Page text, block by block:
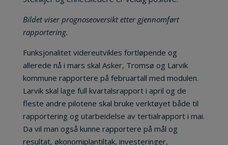
Bildet viser prognoseoversikt etter gjennomført
rapportering.
Funksjonalitet videreutvikles fortløpende og
allerede nå i mars skal Asker, Tromsø og Larvik
kommune rapportere på februartall med modulen.
Larvik skal lage full kvartalsrapport i april og de
fleste andre pilotene skal bruke verktøyet både til
rapportering og utarbeidelse av tertialrapport i mai.
Da vil man også kunne rapportere på mål og
resultat, økonomiplantiltak, investeringer,